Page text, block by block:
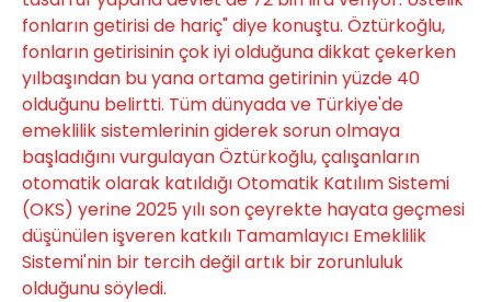
fonların getirisi de hariç" diye konuştu. Öztürkoğlu,
fonların getirisinin çok iyi olduğuna dikkat çekerken
yılbaşından bu yana ortama getirinin yüzde 40
olduğunu belirtti. Tüm dünyada ve Türkiye'de
emeklilik sistemlerinin giderek sorun olmaya
başladığını vurgulayan Öztürkoğlu, çalışanların
otomatik olarak katıldığı Otomatik Katılım Sistemi
(OKS) yerine 2025 yılı son çeyrekte hayata geçmesi
düşünülen işveren katkılı Tamamlayıcı Emeklilik
Sistemi'nin bir tercih değil artık bir zorunluluk
olduğunu söyledi.